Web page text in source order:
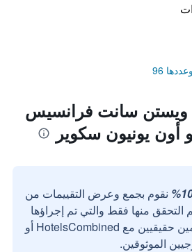
96
ويستن سانت فرانسيس
يونيون سكوير
نقوم بجمع وعرض التقييمات من
التحقق منها فقط والتي تم إجراؤها
بواسطة مستخدمين حقيقيين مع HotelsCombined أو
الموثوقين.